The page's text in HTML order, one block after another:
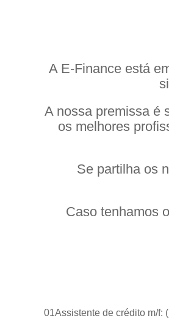
A E-Finance está
A nossa premissa é
os melhores
Se partilha os
Caso tenhamos
01Assistente de crédito m/f: